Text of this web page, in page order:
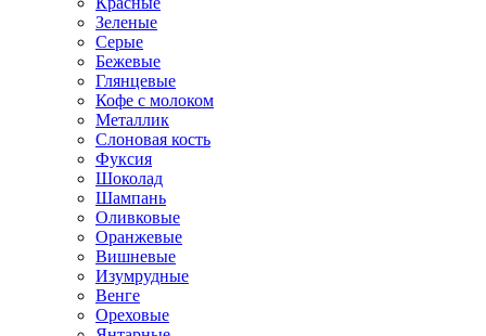
Зеленые
Серые
Бежевые
Глянцевые
Кофе с молоком
Металлик
Слоновая кость
Фуксия
Шоколад
Шампань
Оливковые
Оранжевые
Вишневые
Изумрудные
Венге
Ореховые